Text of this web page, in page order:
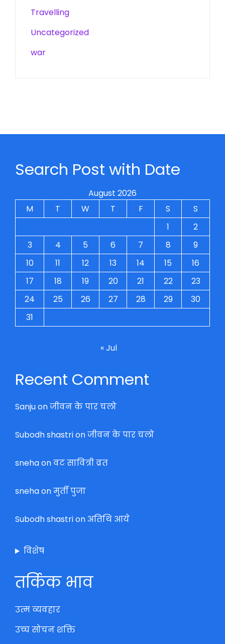
Travelling
Uncategorized
war
Search Post with Date
August 2026
M
T W T F S
S
1
2
3
4 5 6 7 8
9
10
11 12 13 14 15
16
17
18 19 20 21 22
23
24
25 26 27 28 29
30
31
« Jul
Recent Comment
Sanjuonजीवन के पार चलो
Subodh shastrionजीवन के पार चलो
snehaonवट सावित्री व्रत
snehaonमुर्ती पुजा
Subodh shastrionअतिथि आये
विशेष
तर्किक भाव
उत्म व्यवहार
उच्च सोचन शक्ति